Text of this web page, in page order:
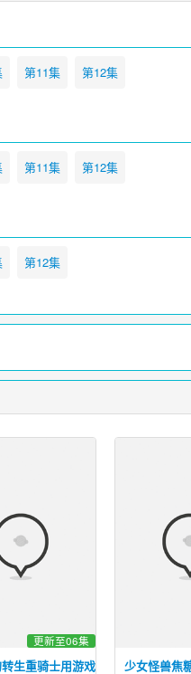
第11集 第12集
第11集 第12集
第12集
生重骑士用游戏知识开无双
更新至06集
少女怪兽焦